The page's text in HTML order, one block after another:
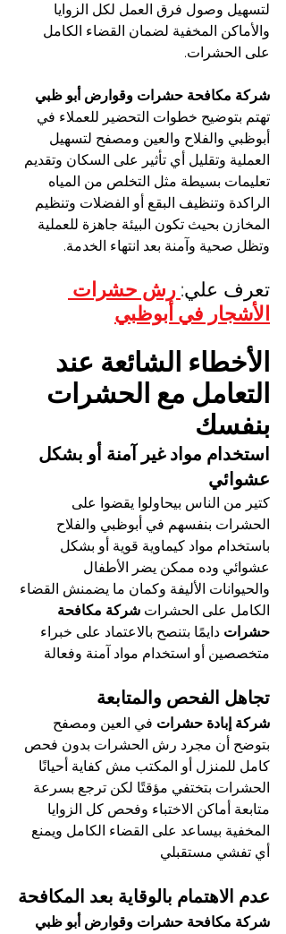
لتسهيل وصول فرق العمل لكل الزوايا
والأماكن المخفية لضمان القضاء الكامل
على الحشرات.
شركة مكافحة حشرات وقوارض أبو ظبي
تهتم بتوضيح خطوات التحضير للعملاء في
أبوظبي والفلاح والعين ومصفح لتسهيل
العملية وتقليل أي تأثير على السكان وتقديم
تعليمات بسيطة مثل التخلص من المياه
الراكدة وتنظيف البقع أو الفضلات وتنظيم
المخازن بحيث تكون البيئة جاهزة للعملية
وتظل صحية وآمنة بعد انتهاء الخدمة.
تعرف علي: رش حشرات
الأشجار في أبوظبي
الأخطاء الشائعة عند
التعامل مع الحشرات
بنفسك
استخدام مواد غير آمنة أو بشكل
عشوائي
كتير من الناس بيحاولوا يقضوا على
الحشرات بنفسهم في أبوظبي والفلاح
باستخدام مواد كيماوية قوية أو بشكل
عشوائي وده ممكن يضر الأطفال
والحيوانات الأليفة وكمان ما يضمنش القضاء
الكامل على الحشرات شركة مكافحة
حشرات دايمًا بتنصح بالاعتماد على خبراء
متخصصين أو استخدام مواد آمنة وفعالة
تجاهل الفحص والمتابعة
شركة إبادة حشرات في العين ومصفح
بتوضح أن مجرد رش الحشرات بدون فحص
كامل للمنزل أو المكتب مش كفاية أحيانًا
الحشرات بتختفي مؤقتًا لكن ترجع بسرعة
متابعة أماكن الاختباء وفحص كل الزوايا
المخفية بيساعد على القضاء الكامل ويمنع
أي تفشي مستقبلي
عدم الاهتمام بالوقاية بعد المكافحة
شركة مكافحة حشرات وقوارض أبو ظبي